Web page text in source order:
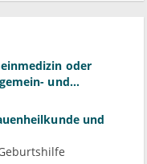
oder
und
und
Medizin
und